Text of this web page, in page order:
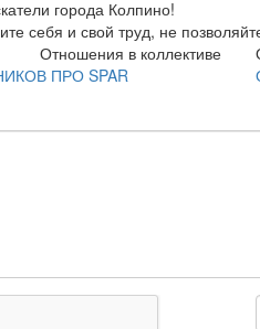
города Колпино!
себя и свой труд, не
Отношения в коллективе
ПРО SPAR